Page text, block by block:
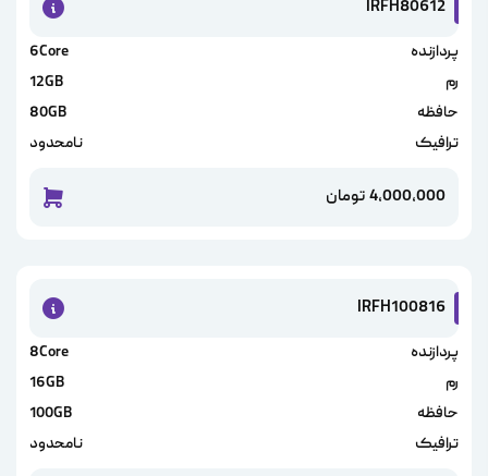
IRFH80612
پردازنده
رم
حافظه
ترافیک
6Core
12GB
80GB
نامحدود
4,000,000تومان
خرید
IRFH100816
پردازنده
رم
حافظه
ترافیک
8Core
16GB
100GB
نامحدود